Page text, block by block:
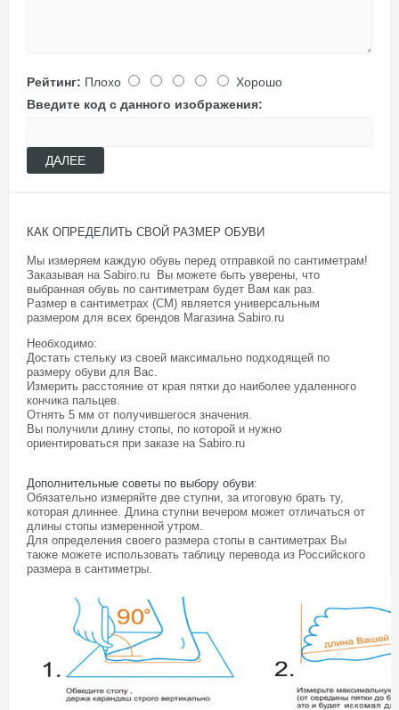
Рейтинг: Плохо
Хорошо
Введите код с данного изображения:
ДАЛЕЕ
КАК ОПРЕДЕЛИТЬ СВОЙ РАЗМЕР ОБУВИ
Мы измеряем каждую обувь перед отправкой по сантиметрам!
Заказывая на Sabiro.ru Вы можете быть уверены, что
выбранная обувь по сантиметрам будет Вам как раз.
Размер в сантиметрах (СМ) является универсальным
размером для всех брендов Магазина Sabiro.ru
Необходимо:
Достать стельку из своей максимально подходящей по
размеру обуви для Вас.
Измерить расстояние от края пятки до наиболее удаленного
кончика пальцев.
Отнять 5 мм от получившегося значения.
Вы получили длину стопы, по которой и нужно
ориентироваться при заказе на Sabiro.ru
Дополнительные советы по выбору обуви:
Обязательно измеряйте две ступни, за итоговую брать ту,
которая длиннее. Длина ступни вечером может отличаться от
длины стопы измеренной утром.
Для определения своего размера стопы в сантиметрах Вы
также можете использовать таблицу перевода из Российского
размера в сантиметры.